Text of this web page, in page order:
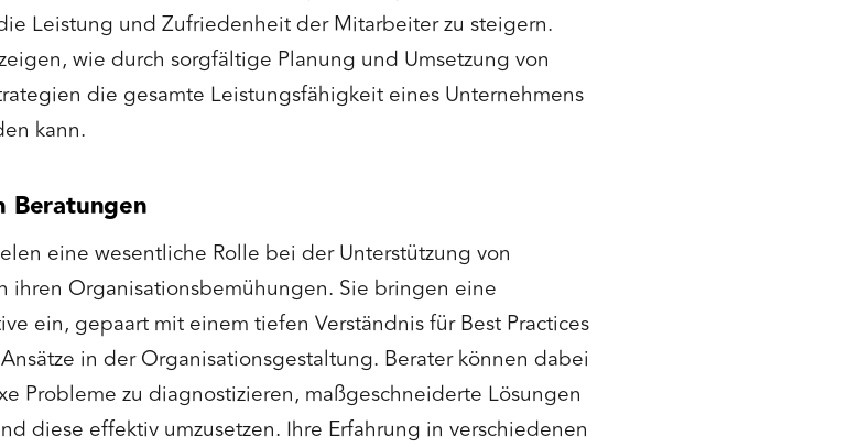
Leistung und Zufriedenheit der Mitarbeiter zu steigern.
wie durch sorgfältige Planung und Umsetzung von
die gesamte Leistungsfähigkeit eines Unternehmens
kann.
Beratungen
eine wesentliche Rolle bei der Unterstützung von
ihren Organisationsbemühungen. Sie bringen eine
ein, gepaart mit einem tiefen Verständnis für Best Practices
in der Organisationsgestaltung. Berater können dabei
Probleme zu diagnostizieren, maßgeschneiderte Lösungen
diese effektiv umzusetzen. Ihre Erfahrung in verschiedenen